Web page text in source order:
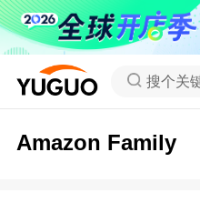
搜个关
Amazon Family